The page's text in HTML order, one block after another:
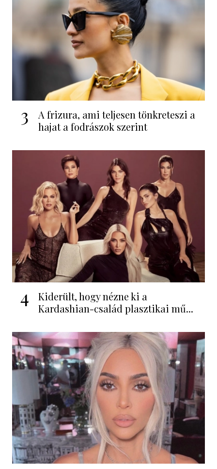
3
A frizura, ami teljesen tönkreteszi a
hajat a fodrászok szerint
4
Kiderült, hogy nézne ki a
Kardashian-család plasztikai mű...